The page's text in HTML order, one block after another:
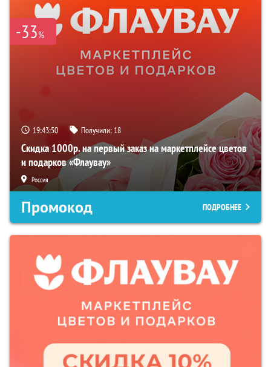
-33%
19:43:48 Получили: 18
Скидка 1000р. на первый заказ на маркетплейсе цветов
и подарков «Флаувау»
Россия
Промокод ПОДРОБНЕЕ